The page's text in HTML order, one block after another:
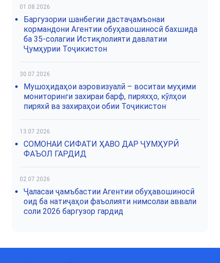
01.08.2026
Баргузории шанбегии дастаҷамъонаи
кормандони Агентии обуҳавошиносӣ бахшида
ба 35-солагии Истиқлолияти давлатии
Ҷумҳурии Тоҷикистон
30.07.2026
Мушоҳидаҳои аэровизуалӣ – воситаи муҳими
мониторинги захираи барф, пиряхҳо, кӯлҳои
пиряхӣ ва захираҳои обии Тоҷикистон
13.07.2026
СОМОНАИ СИФАТИ ҲАВО ДАР ҶУМҲУРӢ
ФАЪОЛ ГАРДИД
02.07.2026
Ҷаласаи ҷамъбастии Агентии обуҳавошиносӣ
оид ба натиҷаҳои фаъолияти нимсолаи аввали
соли 2026 баргузор гардид